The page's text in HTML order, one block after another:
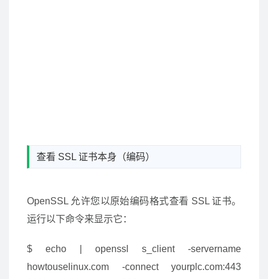
查看 SSL 证书本身（编码）
OpenSSL 允许您以原始编码格式查看 SSL 证书。
运行以下命令来显示它：
$ echo | openssl s_client -servername
howtouselinux.com -connect yourplc.com:443